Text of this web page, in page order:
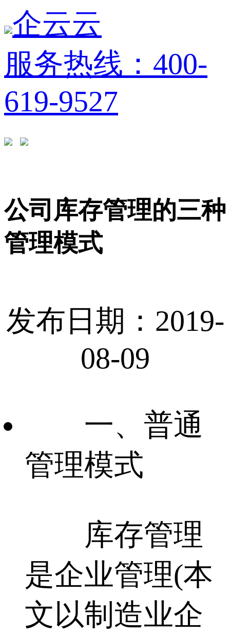
企云云
服务热线：400-
619-9527
公司库存管理的三种
管理模式
发布日期：2019-
08-09
一、普通
管理模式
库存管理
是企业管理(本
文以制造业企